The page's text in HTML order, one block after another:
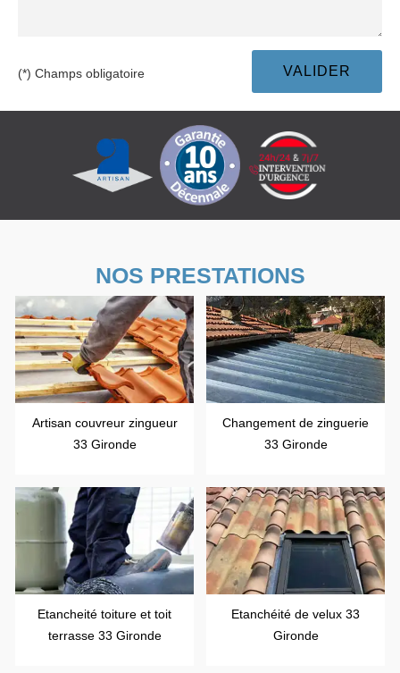
(*) Champs obligatoire
NOS PRESTATIONS
Artisan couvreur zingueur
33 Gironde
Changement de zinguerie
33 Gironde
Etancheité toiture et toit
terrasse 33 Gironde
Etanchéité de velux 33
Gironde